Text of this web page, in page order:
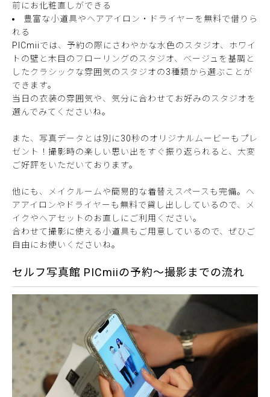
前にお化粧直しができる
豊富な小道具やヘアアイロン・ドライヤーを無料で借りら
れる
PICmiiでは、予約の際にさわやかな水色のスタジオ、ホワイ
トの壁と木目のフローリングのスタジオ、ベージュを基調と
したクラシックな雰囲気のスタジオの3種類から選ぶことが
できます。
当日の衣装の雰囲気や、気分に合わせてお好みのスタジオを
選んでみてくださいね。
また、写真データとは別に30秒のオリジナルムービーもプレ
ゼント！撮影時の楽しい思い出をすぐ振り返られると、大変
ご好評をいただいております。
他にも、メイクルームや簡易的な着替えスペースも完備。ヘ
アアイロンやドライヤーも無料で貸し出ししているので、メ
イクやヘアセットのお直しにご利用ください。
合わせて撮影に使える小道具もご用意しているので、ぜひご
自由にお使いくださいね。
セルフ写真館 PICmiiの予約〜撮影までの流れ